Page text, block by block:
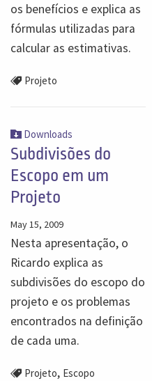
os benefícios e explica as
fórmulas utilizadas para
calcular as estimativas.
Projeto
Downloads
Subdivisões do
Escopo em um
Projeto
May 15, 2009
Nesta apresentação, o
Ricardo explica as
subdivisões do escopo do
projeto e os problemas
encontrados na definição
de cada uma.
Projeto, Escopo